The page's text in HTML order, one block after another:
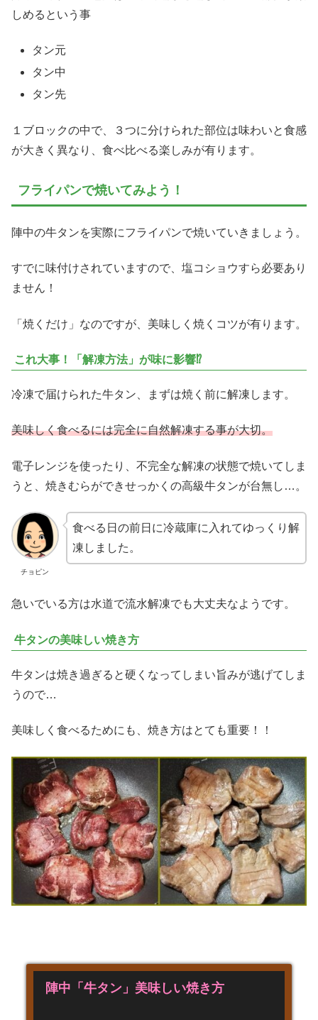
しめるという事
タン元
タン中
タン先
１ブロックの中で、３つに分けられた部位は味わいと食感
が大きく異なり、食べ比べる楽しみが有ります。
フライパンで焼いてみよう！
陣中の牛タンを実際にフライパンで焼いていきましょう。
すでに味付けされていますので、塩コショウすら必要あり
ません！
「焼くだけ」なのですが、美味しく焼くコツが有ります。
これ大事！「解凍方法」が味に影響⁉
冷凍で届けられた牛タン、まずは焼く前に解凍します。
美味しく食べるには完全に自然解凍する事が大切。
電子レンジを使ったり、不完全な解凍の状態で焼いてしま
うと、焼きむらができせっかくの高級牛タンが台無し…。
チョピン
食べる日の前日に冷蔵庫に入れてゆっくり解
凍しました。
急いでいる方は水道で流水解凍でも大丈夫なようです。
牛タンの美味しい焼き方
牛タンは焼き過ぎると硬くなってしまい旨みが逃げてしま
うので…
美味しく食べるためにも、焼き方はとても重要！！
陣中「牛タン」美味しい焼き方